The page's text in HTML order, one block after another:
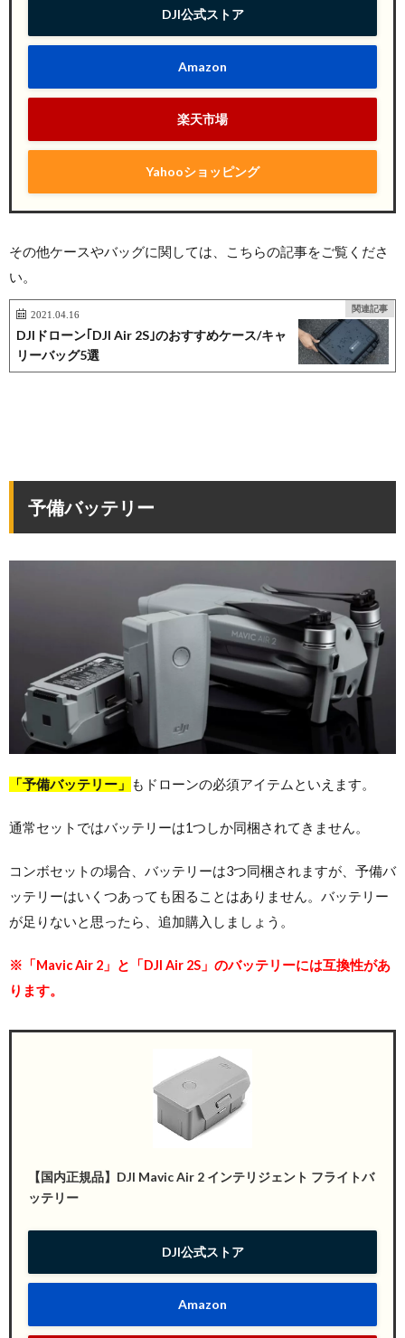
DJI公式ストア
Amazon
楽天市場
Yahooショッピング
その他ケースやバッグに関しては、こちらの記事をご覧くださ
い。
関連記事
2021.04.16
DJIドローン｢DJI Air 2S｣のおすすめケース/キャ
リーバッグ5選
予備バッテリー
「予備バッテリー」 もドローンの必須アイテムといえます。
通常セットではバッテリーは1つしか同梱されてきません。
コンボセットの場合、バッテリーは3つ同梱されますが、予備バ
ッテリーはいくつあっても困ることはありません。バッテリー
が足りないと思ったら、追加購入しましょう。
※ 「Mavic Air 2」と「DJI Air 2S」のバッテリーには互換性があ
ります。
【国内正規品】DJI Mavic Air 2 インテリジェント フライトバ
ッテリー
DJI公式ストア
Amazon